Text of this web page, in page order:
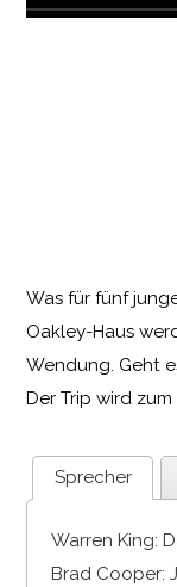
Was für fünf
Oakley-Haus
Wendung. Geht
Der Trip wird
Sprecher
Warren King:
Brad Cooper: